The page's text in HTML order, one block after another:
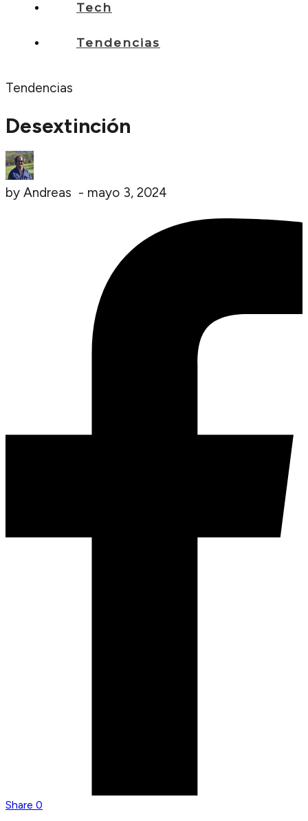
Tech
Tendencias
Tendencias
Desextinción
by Andreas - mayo 3, 2024
Share 0